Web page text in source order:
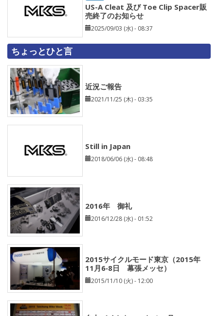
US-A Cleat 及び Toe Clip Spacer販
売終了のお知らせ
2025/09/03 (水) - 08:37
ちょっとひと言
近況ご報告
2021/11/25 (木) - 03:35
Still in Japan
2018/06/06 (水) - 08:48
2016年 御礼
2016/12/28 (水) - 01:52
2015サイクルモード東京（2015年
11月6‐8日 幕張メッセ）
2015/11/10 (火) - 12:00